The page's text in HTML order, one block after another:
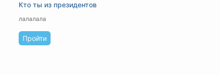
Кто ты из президентов
лалалала
Пройти